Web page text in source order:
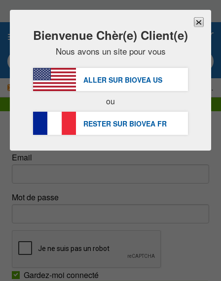
noter
:
site
comprend
un
d'accessibilité.
-15 % MAINTENANT !
Livraison DHL Express | TVA incluse
Connectez-vous
Email
Mot de passe
Gardez-moi connecté
Bienvenue Chèr(e) Client(e)
Nous avons un site pour vous
ALLER SUR BIOVEA US
ou
RESTER SUR BIOVEA FR